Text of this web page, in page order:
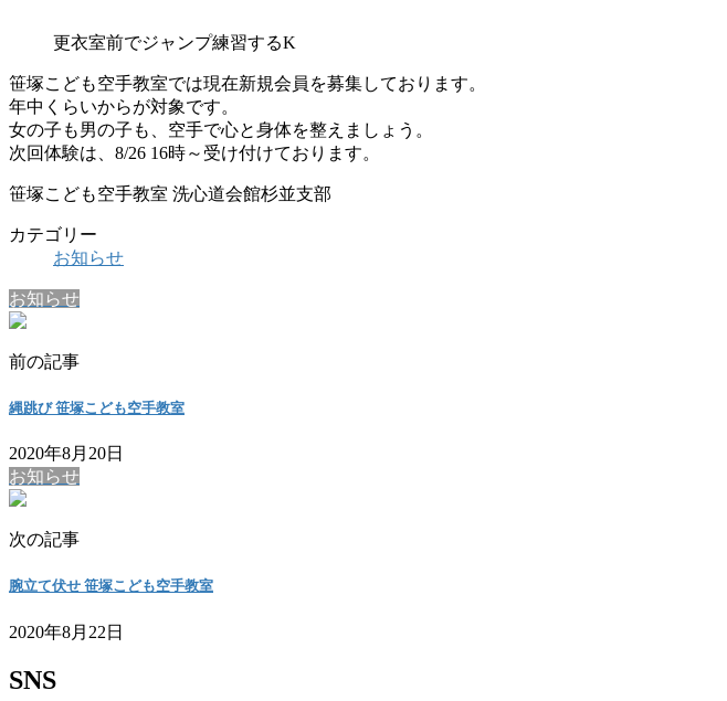
更衣室前でジャンプ練習するK
笹塚こども空手教室では現在新規会員を募集しております。
年中くらいからが対象です。
女の子も男の子も、空手で心と身体を整えましょう。
次回体験は、8/26 16時～受け付けております。
笹塚こども空手教室 洗心道会館杉並支部
カテゴリー
お知らせ
お知らせ
前の記事
縄跳び 笹塚こども空手教室
2020年8月20日
お知らせ
次の記事
腕立て伏せ 笹塚こども空手教室
2020年8月22日
SNS